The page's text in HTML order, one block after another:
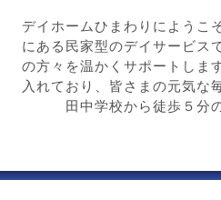
デイホームひまわりにようこ
にある民家型のデイサービス
の方々を温かくサポートしま
入れており、皆さまの元気な
田中学校から徒歩５分